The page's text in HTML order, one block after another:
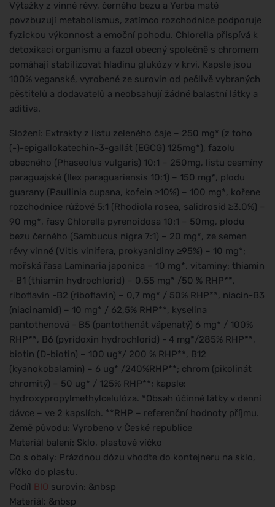
Výtažky z vinné révy, černého bezu a Yerba maté
povzbuzují metabolismus, zatímco rozchodnice podporuje
fyzickou výkonnost a emoční pohodu. Chlorella přispívá k
detoxikaci organismu a fazol obecný společně s chromem
pomáhají stabilizovat hladinu glukózy v krvi. Kapsle jsou
100% veganské, vyrobené ze surovin od pečlivě vybraných
pěstitelů a dodavatelů a neobsahují žádné balastní látky a
aditiva.
Složení: Extrakty z listu zeleného čaje – 250 mg* (z toho
(-)-epigallokatechin-3-gallát (EGCG) 125mg*), fazolu
obecného (Phaseolus vulgaris) 10:1 – 250mg, listu cesmíny
paraguajské (Ilex paraguariensis 10:1) – 150 mg*, plodu
guarany (Paullinia cupana, kofein ≥10%) – 100 mg*, kořene
rozchodnice růžové 5:1 (Rhodiola rosea, salidrosid ≥3.0%) –
90 mg*, řasy Chlorella pyrenoidosa 10:1 – 50mg, plodu
bezu černého (Sambucus nigra 7:1) – 20 mg*, ze semen
révy vinné (Vitis vinifera, prokyanidiny ≥95%) – 10 mg*;
mořská řasa Laminaria japonica – 10 mg*, vitaminy: thiamin
- B1 (thiamin hydrochlorid) – 0,55 mg* /50 % RHP**,
riboflavin -B2 (riboflavin) – 0,7 mg* / 50% RHP**, niacin-B3
(niacinamid) – 10 mg* / 62,5% RHP**, kyselina
pantothenová - B5 (pantothenát vápenatý) 6 mg* / 100%
RHP**, B6 (pyridoxin hydrochlorid) - 4 mg*/285% RHP**,
biotin (D-biotin) – 100 ug*/ 200 % RHP**, B12
(kyanokobalamin) – 6 ug* /240%RHP**; chrom (pikolinát
chromitý) – 50 ug* / 125% RHP**; kapsle:
hydroxypropylmethylcelulóza. *Obsah účinné látky v denní
dávce – ve 2 kapslích. **RHP – referenční hodnoty příjmu.
Země původu: Vyrobeno v České republice
Materiál balení: Sklo, plastové víčko
Co s obaly: Prázdnou dózu vhoďte do kontejneru na sklo,
víčko do plastu.
Podíl BIO surovin: &nbsp
Materiál: &nbsp